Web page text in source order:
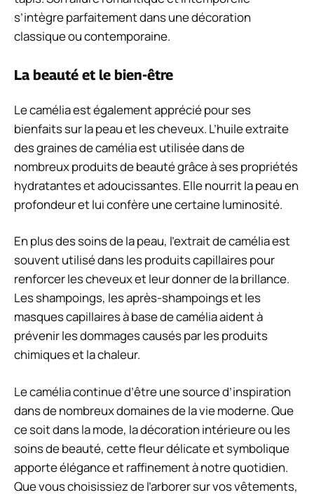
s’intègre parfaitement dans une décoration
classique ou contemporaine.
La beauté et le bien-être
Le camélia est également apprécié pour ses
bienfaits sur la peau et les cheveux. L’huile extraite
des graines de camélia est utilisée dans de
nombreux produits de beauté grâce à ses propriétés
hydratantes et adoucissantes. Elle nourrit la peau en
profondeur et lui confère une certaine luminosité.
En plus des soins de la peau, l’extrait de camélia est
souvent utilisé dans les produits capillaires pour
renforcer les cheveux et leur donner de la brillance.
Les shampoings, les après-shampoings et les
masques capillaires à base de camélia aident à
prévenir les dommages causés par les produits
chimiques et la chaleur.
Le camélia continue d’être une source d’inspiration
dans de nombreux domaines de la vie moderne. Que
ce soit dans la mode, la décoration intérieure ou les
soins de beauté, cette fleur délicate et symbolique
apporte élégance et raffinement à notre quotidien.
Que vous choisissiez de l’arborer sur vos vêtements,